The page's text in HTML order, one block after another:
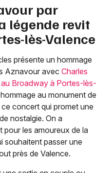
par
légende revit
lès-Valence
présente un hommage
Aznavour avec Charles
Broadway à Portes-lès-
au monument de
concert qui promet une
nostalgie. On a
les amoureux de la
souhaitent passer une
près de Valence.